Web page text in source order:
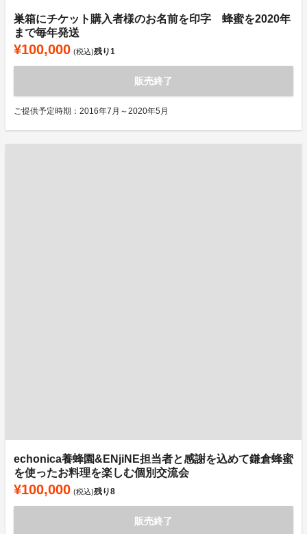
巣箱にチケット購入者様のお名前を印字 蜂蜜を2020年
まで毎年発送
¥100,000 (税込)残り1
販売終了
ご提供予定時期：2016年7月～2020年5月
echonica養蜂園&ENjiNE担当者と感謝を込めて鎌倉蜂蜜
を使ったお料理を楽しむ個別交流会
¥100,000 (税込)残り8
販売終了